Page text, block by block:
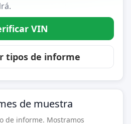
VIN
tipos de informe
de muestra
de informe. Mostramos